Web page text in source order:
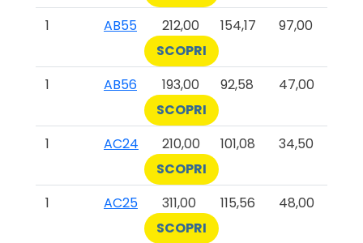
1
AB55 212,00 154,17
97,00
SCOPRI
1
AB56 193,00 92,58
47,00
SCOPRI
1
AC24 210,00 101,08
34,50
SCOPRI
1
AC25 311,00 115,56
48,00
SCOPRI